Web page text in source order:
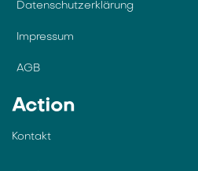
Datenschutzerklärung
Impressum
AGB
Action
Kontakt